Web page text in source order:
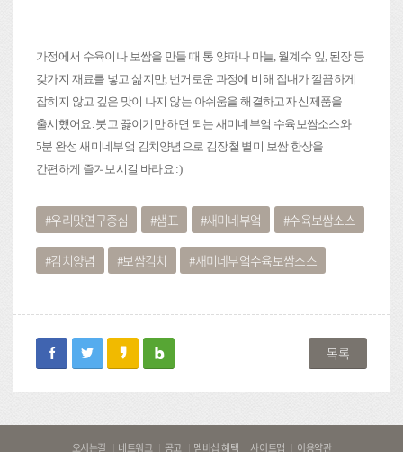
가정에서 수육이나 보쌈을 만들 때 통 양파나 마늘, 월계수 잎, 된장 등
갖가지 재료를 넣고 삶지만, 번거로운 과정에 비해 잡내가 깔끔하게
잡히지 않고 깊은 맛이 나지 않는 아쉬움을 해결하고자 신제품을
출시했어요. 붓고 끓이기만 하면 되는 새미네부엌 수육보쌈소스와
5분 완성 새미네부엌 김치양념으로 김장철 별미 보쌈 한상을
간편하게 즐겨보시길 바라요 :)
우리맛연구중심 샘표 새미네부엌 수육보쌈소스
김치양념 보쌈김치 새미네부엌수육보쌈소스
facebooktwitterkakaostory
blog 목록
오시는길 네트워크 공고 멤버십 혜택 사이트맵 이용약관